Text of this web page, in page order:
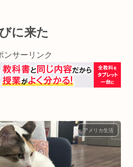
に来た
ンサーリンク
アメリカ生活